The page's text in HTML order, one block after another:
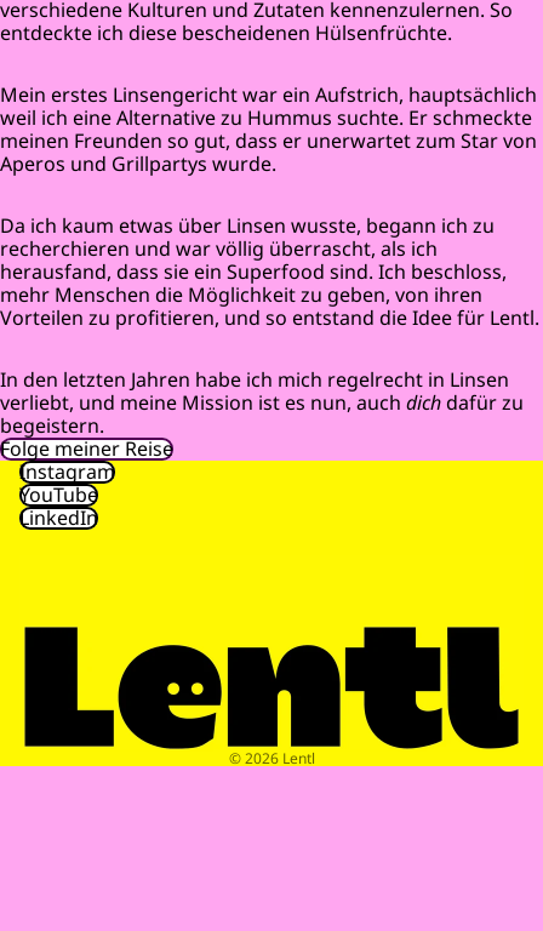
verschiedene Kulturen und Zutaten kennenzulernen. So
entdeckte ich diese bescheidenen Hülsenfrüchte.
Mein erstes Linsengericht war ein Aufstrich, hauptsächlich
weil ich eine Alternative zu Hummus suchte. Er schmeckte
meinen Freunden so gut, dass er unerwartet zum Star von
Aperos und Grillpartys wurde.
Da ich kaum etwas über Linsen wusste, begann ich zu
recherchieren und war völlig überrascht, als ich
herausfand, dass sie ein Superfood sind. Ich beschloss,
mehr Menschen die Möglichkeit zu geben, von ihren
Vorteilen zu profitieren, und so entstand die Idee für Lentl.
In den letzten Jahren habe ich mich regelrecht in Linsen
verliebt, und meine Mission ist es nun, auch dichdafür zu
begeistern.
Folge meiner Reise
Instagram
YouTube
LinkedIn
© 2026 Lentl